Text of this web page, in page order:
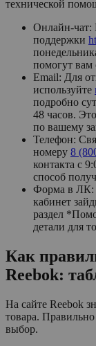
технической
Онлайн-чат:
поддержки
помогут вам
Email: Для
используйте
подробно
48 часов.
по вашему
Телефон:
номеру 8
контакта с
способ
Форма в ЛК:
кабинет
раздел
детали для
Как
Reebok:
На сайте Reebok
товара.
выбор.